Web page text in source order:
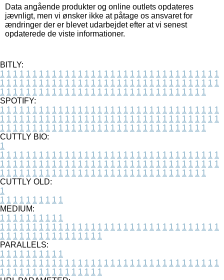
Data angående produkter og online outlets opdateres
jævnligt, men vi ønsker ikke at påtage os ansvaret for
ændringer der er blevet udarbejdet efter at vi senest
opdaterede de viste informationer.
BITLY:
1 1 1 1 1 1 1 1 1 1 1 1 1 1 1 1 1 1 1 1 1 1 1 1 1 1 1 1 1 1 1 1 1 1
1 1 1 1 1 1 1 1 1 1 1 1 1 1 1 1 1 1 1 1 1 1 1 1 1 1 1 1 1 1 1 1 1 1
1 1 1 1 1 1 1 1 1 1 1 1 1 1 1 1 1 1 1 1 1 1 1 1 1 1 1 1 1 1 1 1
SPOTIFY:
1 1 1 1 1 1 1 1 1 1 1 1 1 1 1 1 1 1 1 1 1 1 1 1 1 1 1 1 1 1 1 1 1 1
1 1 1 1 1 1 1 1 1 1 1 1 1 1 1 1 1 1 1 1 1 1 1 1 1 1 1 1 1 1 1 1 1 1
1 1 1 1 1 1 1 1 1 1 1 1 1 1 1 1 1 1 1 1 1 1 1 1 1 1 1 1 1 1 1 1
CUTTLY BIO:
1
1 1 1 1 1 1 1 1 1 1 1 1 1 1 1 1 1 1 1 1 1 1 1 1 1 1 1 1 1 1 1 1 1 1
1 1 1 1 1 1 1 1 1 1 1 1 1 1 1 1 1 1 1 1 1 1 1 1 1 1 1 1 1 1 1 1 1 1
1 1 1 1 1 1 1 1 1 1 1 1 1 1 1 1 1 1 1 1 1 1 1 1 1 1 1 1 1 1 1 1
CUTTLY OLD:
1
1 1 1 1 1 1 1 1 1 1
MEDIUM:
1 1 1 1 1 1 1 1 1 1
1 1 1 1 1 1 1 1 1 1 1 1 1 1 1 1 1 1 1 1 1 1 1 1 1 1 1 1 1 1 1 1 1 1
1 1 1 1 1 1 1 1 1 1 1 1 1 1 1 1
PARALLELS:
1 1 1 1 1 1 1 1 1 1
1 1 1 1 1 1 1 1 1 1 1 1 1 1 1 1 1 1 1 1 1 1 1 1 1 1 1 1 1 1 1 1 1 1
1 1 1 1 1 1 1 1 1 1 1 1 1 1 1 1